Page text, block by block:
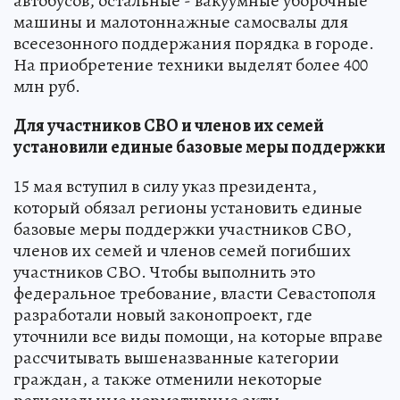
машины и малотоннажные самосвалы для
всесезонного поддержания порядка в городе.
На приобретение техники выделят более 400
млн руб.
Для участников СВО и членов их семей
установили единые базовые меры поддержки
15 мая вступил в силу указ президента,
который обязал регионы установить единые
базовые меры поддержки участников СВО,
членов их семей и членов семей погибших
участников СВО. Чтобы выполнить это
федеральное требование, власти Севастополя
разработали новый законопроект, где
уточнили все виды помощи, на которые вправе
рассчитывать вышеназванные категории
граждан, а также отменили некоторые